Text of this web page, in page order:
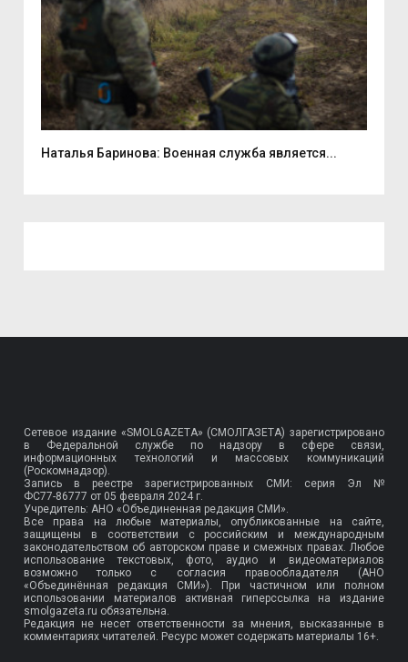
Наталья Баринова: Военная служба является...
Сетевое издание «SMOLGAZETA» (СМОЛГАЗЕТА) зарегистрировано
в Федеральной службе по надзору в сфере связи,
информационных технологий и массовых коммуникаций
(Роскомнадзор).
Запись в реестре зарегистрированных СМИ: серия Эл №
ФС77-86777 от 05 февраля 2024 г.
Учредитель: АНО «Объединенная редакция СМИ».
Все права на любые материалы, опубликованные на сайте,
защищены в соответствии с российским и международным
законодательством об авторском праве и смежных правах. Любое
использование текстовых, фото, аудио и видеоматериалов
возможно только с согласия правообладателя (АНО
«Объединённая редакция СМИ»). При частичном или полном
использовании материалов активная гиперссылка на издание
smolgazeta.ru обязательна.
Редакция не несет ответственности за мнения, высказанные в
комментариях читателей. Ресурс может содержать материалы 16+.